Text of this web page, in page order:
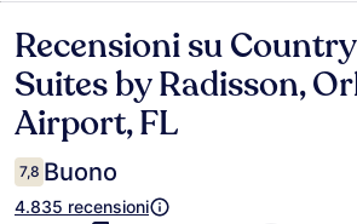
Recensioni
Recensioni su
Suites by Radisson,
Airport, FL
7,8 Buono
4.835 recensioni